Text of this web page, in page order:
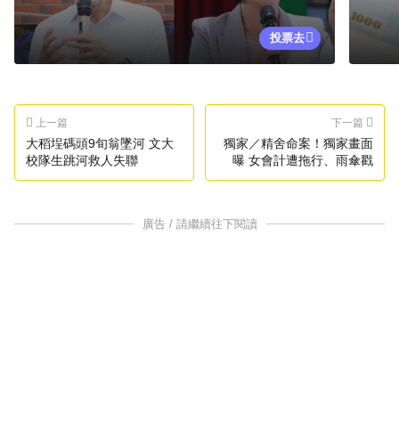
投票去
上一篇
大稻埕碼頭9旬翁墜河 文大
校隊生跳河救人失聯
下一篇
獨家／精舍命案！獨家畫面
曝 女會計遭拖行、雨傘戳
廣告 / 請繼續往下閱讀